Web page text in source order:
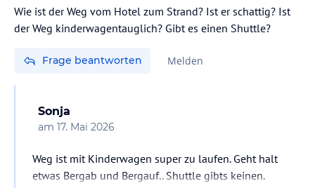
Wie ist der Weg vom Hotel zum Strand? Ist er schattig? Ist
der Weg kinderwagentauglich? Gibt es einen Shuttle?
Frage beantworten Melden
Sonja
am 17. Mai 2026
Weg ist mit Kinderwagen super zu laufen. Geht halt
etwas Bergab und Bergauf.. Shuttle gibts keinen.